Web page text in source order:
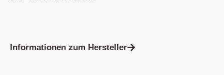
Informationen zum Hersteller